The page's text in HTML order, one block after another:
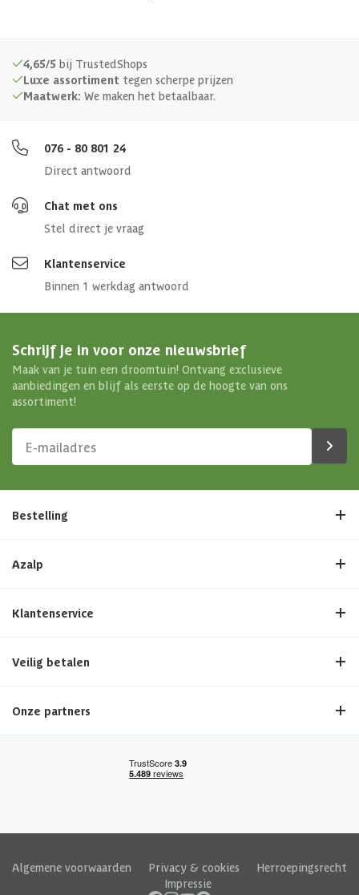
4,65/5 bij TrustedShops
Luxe assortiment tegen scherpe prijzen
Maatwerk: We maken het betaalbaar.
076 - 80 801 24
Direct antwoord
Chat met ons
Stel direct je vraag
Klantenservice
Binnen 1 werkdag antwoord
Schrijf je in voor onze nieuwsbrief
Maak van je tuin een droomtuin! Ontvang exclusieve
aanbiedingen en blijf als eerste op de hoogte van ons
assortiment!
Bestelling
Azalp
Klantenservice
Veilig betalen
Onze partners
Algemene voorwaarden Privacy & cookies
Herroepingsrecht
Impressie